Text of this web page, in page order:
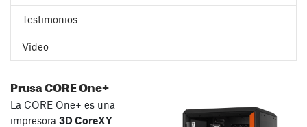
Testimonios
Video
Prusa CORE One+
La CORE One+ es una
impresora 3D CoreXY